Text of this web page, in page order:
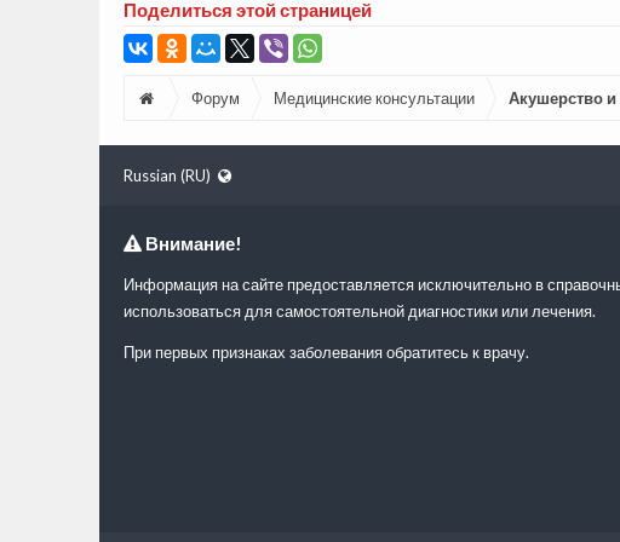
Поделиться этой страницей
Форум Медицинские консультации Акушерство и
Russian (RU)
Внимание!
Информация на сайте предоставляется исключительно в
использоваться для самостоятельной диагностики или лечения.
При первых признаках заболевания обратитесь к врачу.